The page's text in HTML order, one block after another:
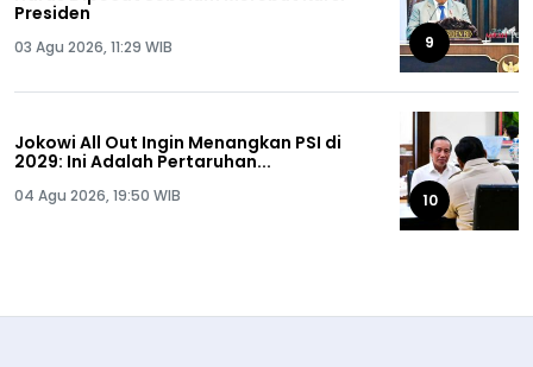
Presiden
03 Agu 2026, 11:29 WIB 9
Jokowi All Out Ingin Menangkan PSI di
2029: Ini Adalah Pertaruhan...
04 Agu 2026, 19:50 WIB 10